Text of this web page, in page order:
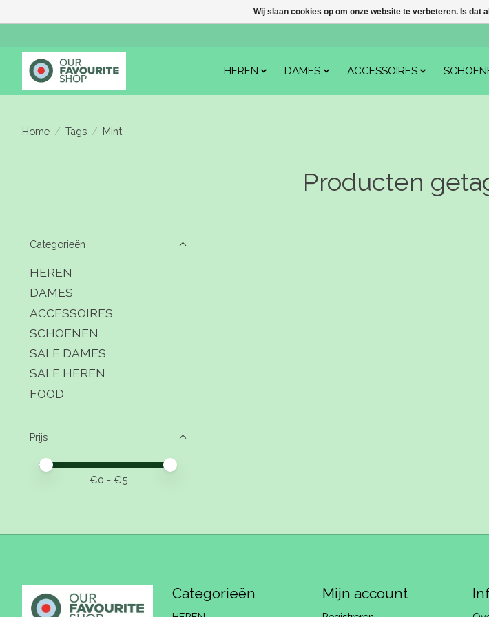
HEREN DAMES ACCESSOIRES
Home / Tags / Mint
Producten
Categorieën
HEREN
DAMES
ACCESSOIRES
SCHOENEN
SALE DAMES
SALE HEREN
FOOD
Prijs
Minimale prijswaarde
Price maximum value
€0 - €5
Categorieën Mijn account
Wij slaan cookies op om onze website te verbeteren. Is dat